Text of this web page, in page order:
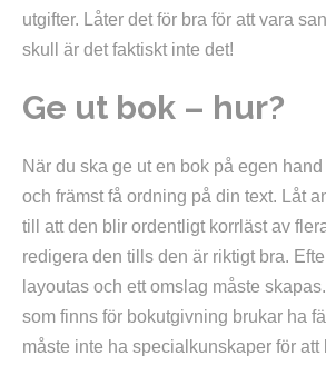
utgifter. Låter det för bra för att vara
skull är det faktiskt inte det!
Ge ut bok – hur?
När du ska ge ut en bok på egen
och främst få ordning på din text. Låt
till att den blir ordentligt korrläst av
redigera den tills den är riktigt bra.
layoutas och ett omslag måste
som finns för bokutgivning brukar ha
måste inte ha specialkunskaper för att